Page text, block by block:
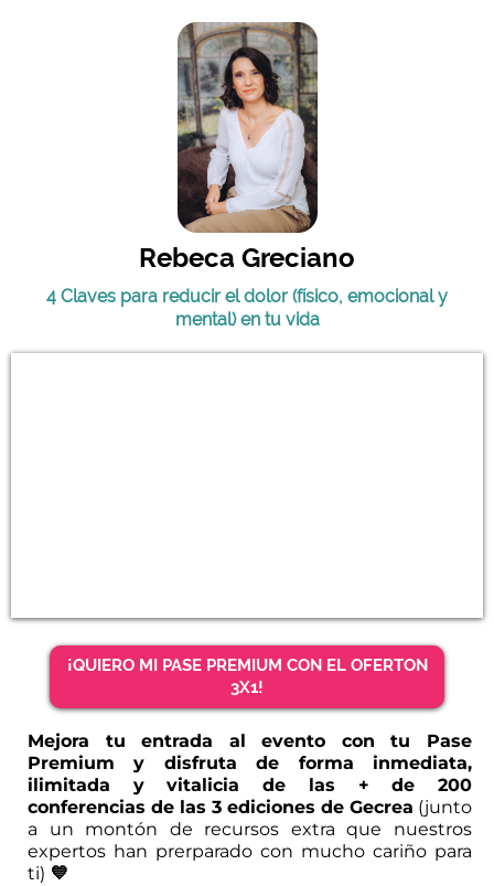
Rebeca Greciano
4 Claves para reducir el dolor (físico, emocional y
mental) en tu vida
¡QUIERO MI PASE PREMIUM CON EL OFERTON
3X1!
Mejora tu entrada al evento con tu Pase
Premium y disfruta de forma inmediata,
ilimitada y vitalicia de las + de 200
conferencias de las 3 ediciones de Gecrea (junto
a un montón de recursos extra que nuestros
expertos han prerparado con mucho cariño para
ti) 💙